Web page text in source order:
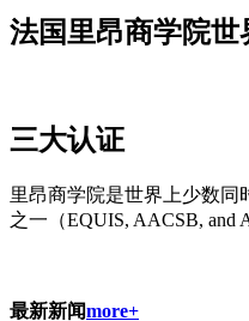
法国里昂商学院世
三大认证
里昂商学院是世界上少数同
之一（EQUIS, AACSB, and
最新新闻more+